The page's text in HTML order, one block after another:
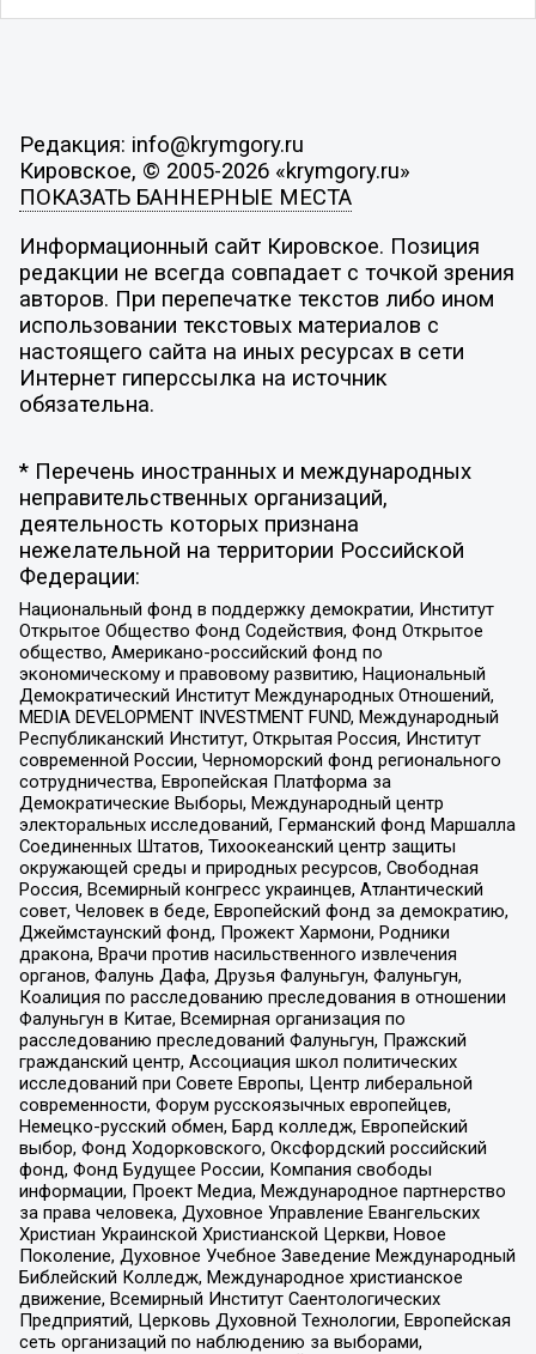
Редакция: info@krymgory.ru
Кировское, © 2005-2026 «krymgory.ru»
ПОКАЗАТЬ БАННЕРНЫЕ МЕСТА
Информационный сайт Кировское. Позиция
редакции не всегда совпадает с точкой зрения
авторов. При перепечатке текстов либо ином
использовании текстовых материалов с
настоящего сайта на иных ресурсах в сети
Интернет гиперссылка на источник
обязательна.
* Перечень иностранных и международных
неправительственных организаций,
деятельность которых признана
нежелательной на территории Российской
Федерации:
Национальный фонд в поддержку демократии, Институт
Открытое Общество Фонд Содействия, Фонд Открытое
общество, Американо-российский фонд по
экономическому и правовому развитию, Национальный
Демократический Институт Международных Отношений,
MEDIA DEVELOPMENT INVESTMENT FUND, Международный
Республиканский Институт, Открытая Россия, Институт
современной России, Черноморский фонд регионального
сотрудничества, Европейская Платформа за
Демократические Выборы, Международный центр
электоральных исследований, Германский фонд Маршалла
Соединенных Штатов, Тихоокеанский центр защиты
окружающей среды и природных ресурсов, Свободная
Россия, Всемирный конгресс украинцев, Атлантический
совет, Человек в беде, Европейский фонд за демократию,
Джеймстаунский фонд, Прожект Хармони, Родники
дракона, Врачи против насильственного извлечения
органов, Фалунь Дафа, Друзья Фалуньгун, Фалуньгун,
Коалиция по расследованию преследования в отношении
Фалуньгун в Китае, Всемирная организация по
расследованию преследований Фалуньгун, Пражский
гражданский центр, Ассоциация школ политических
исследований при Совете Европы, Центр либеральной
современности, Форум русскоязычных европейцев,
Немецко-русский обмен, Бард колледж, Европейский
выбор, Фонд Ходорковского, Оксфордский российский
фонд, Фонд Будущее России, Компания свободы
информации, Проект Медиа, Международное партнерство
за права человека, Духовное Управление Евангельских
Христиан Украинской Христианской Церкви, Новое
Поколение, Духовное Учебное Заведение Международный
Библейский Колледж, Международное христианское
движение, Всемирный Институт Саентологических
Предприятий, Церковь Духовной Технологии, Европейская
сеть организаций по наблюдению за выборами,